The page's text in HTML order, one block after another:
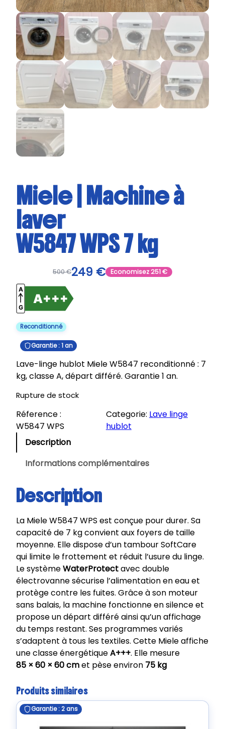
Miele | Machine à
laver
W5847 WPS 7 kg
500€249 € Economisez251€
Reconditionné
Garantie : 1 an
Lave-linge hublot Miele W5847 reconditionné : 7
kg, classe A, départ différé. Garantie 1 an.
Rupture de stock
Réference :
W5847 WPS
Categorie: Lave linge
hublot
Description
Informations complémentaires
Description
La Miele W5847 WPS est conçue pour durer. Sa
capacité de 7 kg convient aux foyers de taille
moyenne. Elle dispose d’un tambour SoftCare
qui limite le frottement et réduit l’usure du linge.
Le systèmeWaterProtectavec double
électrovanne sécurise l’alimentation en eau et
protège contre les fuites. Grâce à son moteur
sans balais, la machine fonctionne en silence et
propose un départ différé ainsi qu’un affichage
du temps restant. Ses programmes variés
s’adaptent à tous les textiles. Cette Miele affiche
une classe énergétiqueA+++. Elle mesure
85 × 60 × 60 cmet pèse environ 75 kg
Produits similaires
Garantie : 2 ans